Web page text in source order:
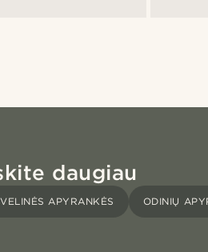
daugiau
APYRANKĖS ODINIŲ